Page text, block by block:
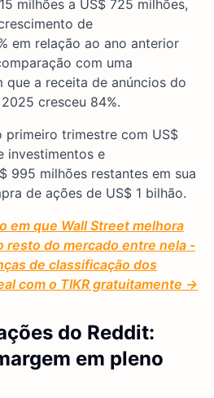
milhões a US$ 725 milhões,
de
em relação ao ano anterior
com uma
a receita de anúncios do
cresceu 84%.
primeiro trimestre com US$
investimentos e
995 milhões restantes em sua
de ações de US$ 1 bilhão.
em que Wall Street melhora
resto do mercado entre nela -
de classificação dos
com o TIKR gratuitamente →
do Reddit:
em pleno